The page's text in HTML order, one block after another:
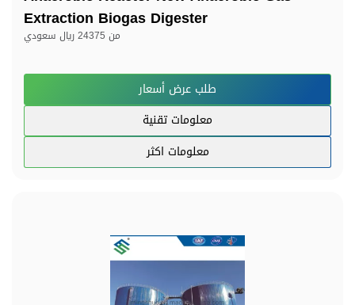
Extraction Biogas Digester
من 24375 ريال سعودي
طلب عرض أسعار
معلومات تقنية
معلومات اكثر